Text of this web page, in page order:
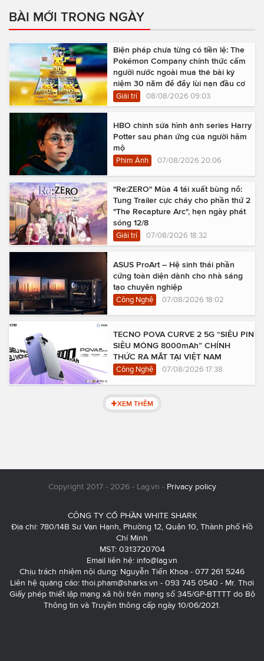
BÀI MỚI TRONG NGÀY
Biện pháp chưa từng có tiền lệ: The
Pokémon Company chính thức cấm
người nước ngoài mua thẻ bài kỷ
niệm 30 năm để đẩy lùi nạn đầu cơ
Giải trí 08/08/2026 09:03
HBO chỉnh sửa hình ảnh series Harry
Potter sau phản ứng của người hâm
mộ
Phim Ảnh 07/08/2026 20:06
"Re:ZERO" Mùa 4 tái xuất bùng nổ:
Tung Trailer cực cháy cho phần thứ 2
"The Recapture Arc", hẹn ngày phát
sóng 12/8
Giải trí 07/08/2026 18:32
ASUS ProArt – Hệ sinh thái phần
cứng toàn diện dành cho nhà sáng
tạo chuyên nghiệp
Công Nghệ 07/08/2026 18:02
TECNO POVA CURVE 2 5G “SIÊU PIN
SIÊU MỎNG 8000mAh” CHÍNH
THỨC RA MẮT TẠI VIỆT NAM
Công Nghệ 07/08/2026 17:38
XEM THÊM
Copyright 2017 - 2026 - Lag.vn - Privacy policy
CÔNG TY CỔ PHẦN WHITE SHARK
Địa chỉ: 780/14B Sư Vạn Hạnh, Phường 12, Quận 10, Thành phố Hồ
Chí Minh
MST: 0313720704
Email liên hệ: info@lag.vn
Chịu trách nhiệm nội dung: Nguyễn Tiến Khoa - 077 261 5246
Liên hệ quảng cáo: thoi.pham@sharks.vn - 093 745 0540 - Mr. Thơi
Giấy phép thiết lập mạng xã hội trên mạng số 345/GP-BTTTT do Bộ
Thông tin và Truyền thông cấp ngày 10/06/2021.